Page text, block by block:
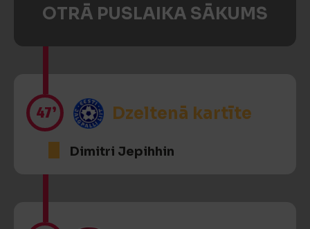
OTRĀ PUSLAIKA SĀKUMS
47’ Dzeltenā kartīte
Dimitri Jepihhin